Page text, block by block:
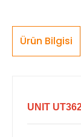
Ürün Bilgisi
UNIT